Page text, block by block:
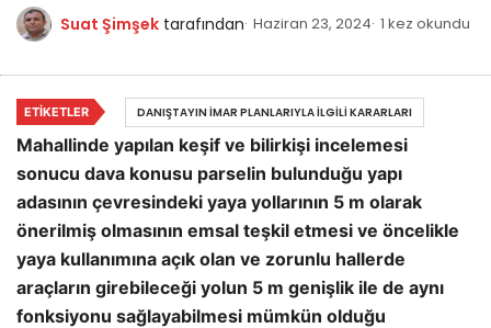
Suat Şimşek tarafından Haziran 23, 2024 1 kez okundu
Mahallinde yapılan keşif ve bilirkişi incelemesi
sonucu dava konusu parselin bulunduğu yapı
adasının çevresindeki yaya yollarının 5 m olarak
önerilmiş olmasının emsal teşkil etmesi ve öncelikle
yaya kullanımına açık olan ve zorunlu hallerde
araçların girebileceği yolun 5 m genişlik ile de aynı
fonksiyonu sağlayabilmesi mümkün olduğu
ETIKETLER DANIŞTAYIN İMAR PLANLARIYLA İLGILI KARARLARI